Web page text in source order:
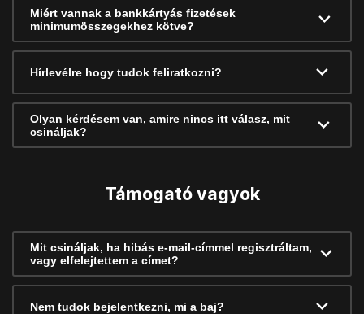
Miért vannak a bankkártyás fizetések
minimumösszegekhez kötve?
Hírlevélre hogy tudok feliratkozni?
Olyan kérdésem van, amire nincs itt válasz, mit
csináljak?
Támogató vagyok
Mit csináljak, ha hibás e-mail-címmel regisztráltam,
vagy elfelejtettem a címet?
Nem tudok bejelentkezni, mi a baj?